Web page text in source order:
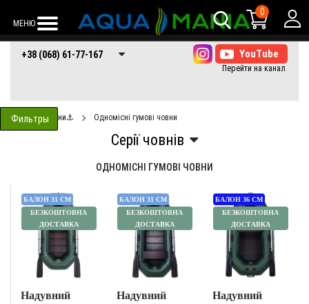
МЕНЮ
0
+38 (068) 61-77-
167
+38 (066) 61-77-+38 (073) 61-77-
167
+38 (068) 61-77-167
Човни⚓ Одномісні гумові човни
ОДНОМІСНІ ГУМОВІ ЧОВНИ
БАЛОН 31 СМ
БЕЗКОШТОВНА
ДОСТАВКА
Надувний
БАЛОН 31 СМ
БЕЗКОШТОВНА
ДОСТАВКА
Надувний
БАЛОН 36 СМ
БЕЗКОШТОВНА
ДОСТАВКА
Надувний
Фильтры